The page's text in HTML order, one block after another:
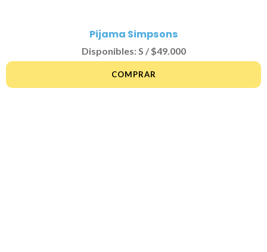
Pijama Simpsons
Disponibles: S / $49.000
COMPRAR